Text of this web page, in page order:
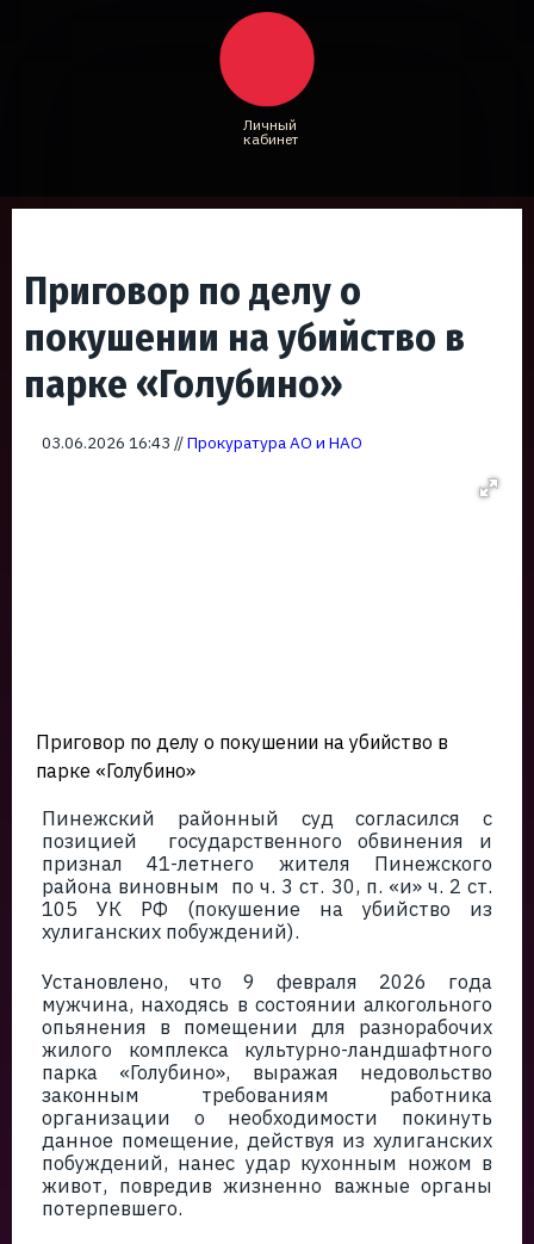
Личный
кабинет
Приговор по делу о
покушении на убийство в
парке «Голубино»
03.06.2026 16:43 //Прокуратура АО и НАО
Приговор по делу о покушении на убийство в
парке «Голубино»
Пинежский районный суд согласился с
позицией государственного обвинения и
признал 41-летнего жителя Пинежского
района виновным по ч. 3 ст. 30, п. «и» ч. 2 ст.
105 УК РФ (покушение на убийство из
хулиганских побуждений).
Установлено, что 9 февраля 2026 года
мужчина, находясь в состоянии алкогольного
опьянения в помещении для разнорабочих
жилого комплекса культурно-ландшафтного
парка «Голубино», выражая недовольство
законным требованиям работника
организации о необходимости покинуть
данное помещение, действуя из хулиганских
побуждений, нанес удар кухонным ножом в
живот, повредив жизненно важные органы
потерпевшего.